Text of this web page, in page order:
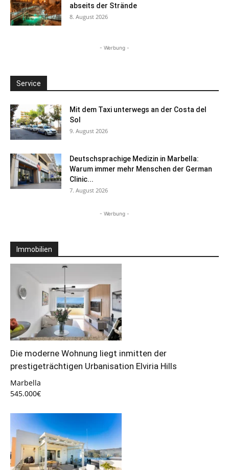
abseits der Strände
8. August 2026
- Werbung -
Service
Mit dem Taxi unterwegs an der Costa del
Sol
9. August 2026
Deutschsprachige Medizin in Marbella:
Warum immer mehr Menschen der German
Clinic...
7. August 2026
- Werbung -
Immobilien
Die moderne Wohnung liegt inmitten der
prestigeträchtigen Urbanisation Elviria Hills
Marbella
545.000€